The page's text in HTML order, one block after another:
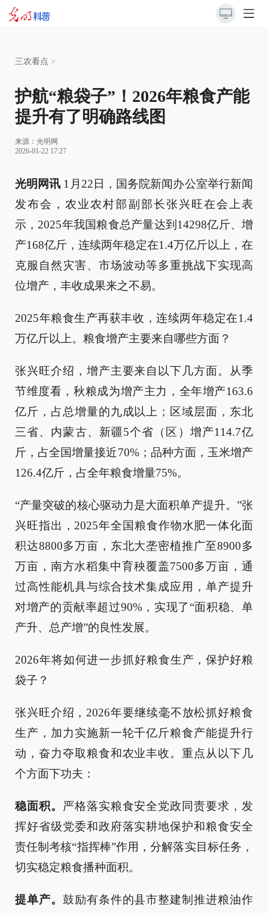
三农看点 >
护航“粮袋子”！2026年粮食产能
提升有了明确路线图
来源： 光明网
2026-01-22 17:27
光明网讯 1月22日，国务院新闻办公室举行新闻
发布会，农业农村部副部长张兴旺在会上表
示，2025年我国粮食总产量达到14298亿斤、增
产168亿斤，连续两年稳定在1.4万亿斤以上，在
克服自然灾害、市场波动等多重挑战下实现高
位增产，丰收成果来之不易。
2025年粮食生产再获丰收，连续两年稳定在1.4
万亿斤以上。粮食增产主要来自哪些方面？
张兴旺介绍，增产主要来自以下几方面。从季
节维度看，秋粮成为增产主力，全年增产163.6
亿斤，占总增量的九成以上；区域层面，东北
三省、内蒙古、新疆5个省（区）增产114.7亿
斤，占全国增量接近70%；品种方面，玉米增产
126.4亿斤，占全年粮食增量75%。​
“产量突破的核心驱动力是大面积单产提升。”张
兴旺指出，2025年全国粮食作物水肥一体化面
积达8800多万亩，东北大垄密植推广至8900多
万亩，南方水稻集中育秧覆盖7500多万亩，通
过高性能机具与综合技术集成应用，单产提升
对增产的贡献率超过90%，实现了“面积稳、单
产升、总产增”的良性发展。
2026年将如何进一步抓好粮食生产，保护好粮
袋子？
张兴旺介绍，2026年要继续毫不放松抓好粮食
生产，加力实施新一轮千亿斤粮食产能提升行
动，奋力夺取粮食和农业丰收。重点从以下几
个方面下功夫：
稳面积。
严格落实粮食安全党政同责要求，发
挥好省级党委和政府落实耕地保护和粮食安全
责任制考核“指挥棒”作用，分解落实目标任务，
切实稳定粮食播种面积。
提单产。 鼓励有条件的县市整建制推进粮油作